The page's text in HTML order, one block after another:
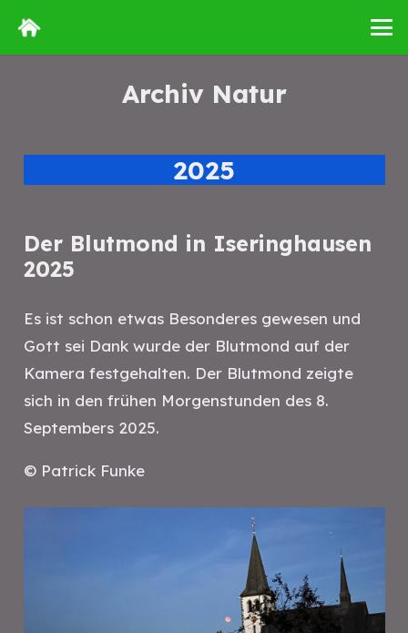
Archiv Natur
2025
Der Blutmond in Iseringhausen
2025
Es ist schon etwas Besonderes gewesen und
Gott sei Dank wurde der Blutmond auf der
Kamera festgehalten. Der Blutmond zeigte
sich in den frühen Morgenstunden des 8.
Septembers 2025.
© Patrick Funke